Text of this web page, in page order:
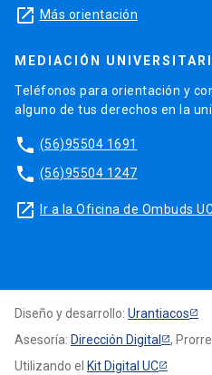
launch Más orientación
MEDIACIÓN
Teléfonos para orientación y
alguno de tus derechos en la
phone (56)95504 1691
phone (56)95504 1247
launch Ir a la Oficina de Ombuds
Diseño y desarrollo: Urantiacos
Asesoría: Dirección Digital
,
Utilizando el Kit Digital UC